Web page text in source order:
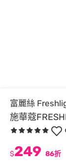
富麗絲
施華蔻
$249 86折